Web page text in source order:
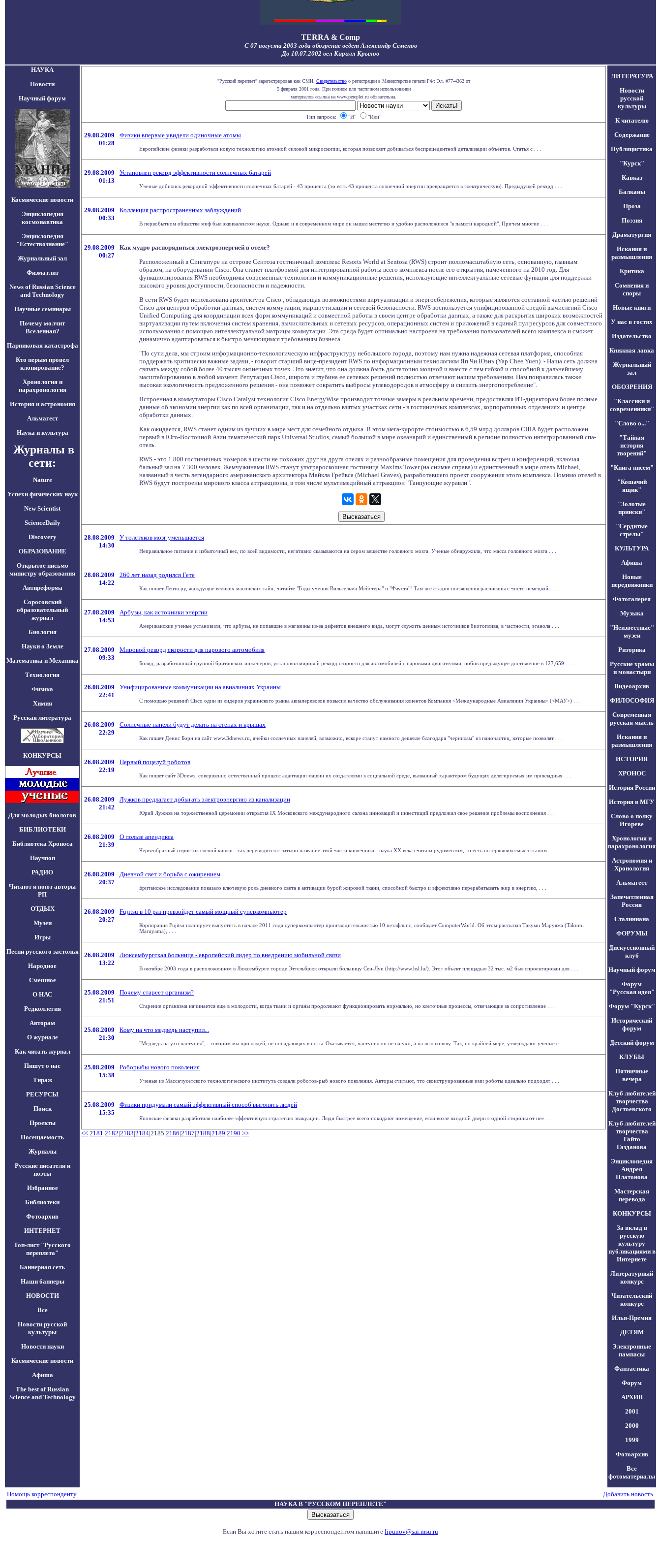
TERRA & Comp
С 07 августа 2003 года обозрение ведет Александр Семенов
До 10.07.2002 вел Кирилл Крылов
НАУКА
Новости
Научный форум
Космические новости
Энциклопедия
космонавтика
Энциклопедия
"Естествознание"
Журнальный зал
Физматлит
News of Russian Science
and Technology
Научные семинары
Почему молчит
Вселенная?
Парниковая катастрофа
Кто перым провел
клонирование?
Хронология и
парахронология
История и астрономия
Альмагест
Наука и культура
Журналы в
сети:
Nature
Успехи физических наук
New Scientist
ScienceDaily
Discovery
ОБРАЗОВАНИЕ
Открытое письмо
министру образования
Антиреформа
Соросовский
образовательный
журнал
Биология
Науки о Земле
Математика и Механика
Технология
Физика
Химия
Русская литература
КОНКУРСЫ
Для молодых биологов
БИБЛИОТЕКИ
Библиотека Хроноса
Научпоп
РАДИО
Читают и поют авторы
РП
ОТДЫХ
Музеи
Игры
Песни русского застолья
Народное
Смешное
О НАС
Редколлегия
Авторам
О журнале
Как читать журнал
Пишут о нас
Тираж
РЕСУРСЫ
Поиск
Проекты
Посещаемость
Журналы
Русские писатели и
поэты
Избранное
Библиотеки
Фотоархив
ИНТЕРНЕТ
Топ-лист "Русского
переплета"
Баннерная сеть
Наши баннеры
НОВОСТИ
Все
Новости русской
культуры
Новости науки
Космические новости
Афиша
The best of Russian
Science and Technology
"Русский переплет" зарегистрирован как СМИ. Свидетельствоо регистрации в Министерстве печати РФ: Эл. #77-4362 от
5 февраля 2001 года. При полном или частичном использовании
материалов ссылка на www.pereplet.ru обязательна.
Тип запроса: "И" "Или"
29.08.2009
01:28
Физики впервые увидели одиночные атомы
Европейские физики разработали новую технологию атомной силовой микроскопии, которая позволяет добиваться беспрецедентной детализации объектов. Статья с . . .
29.08.2009
01:13
Установлен рекорд эффективности солнечных батарей
Ученые добились рекордной эффективности солнечных батарей - 43 процента (то есть 43 процента солнечной энергии превращается в электрическую). Предыдущей рекорд . . .
29.08.2009
00:33
Коллекция распространенных заблуждений
В первобытном обществе миф был эквивалентом науки. Однако и в современном мире он нашел местечко и удобно расположился "в памяти народной". Причем многие . . .
29.08.2009
00:27
Как мудро распорядиться электроэнергией в отеле?
Расположенный в Сингапуре на острове Сентоза гостиничный комплекс Resorts World at Sentosa (RWS) строит полномасштабную сеть, основанную, главным
образом, на оборудовании Cisco. Она станет платформой для интегрированной работы всего комплекса после его открытия, намеченного на 2010 год. Для
функционирования RWS необходимы современные технологии и коммуникационные решения, использующие интеллектуальные сетевые функции для поддержки
высокого уровня доступности, безопасности и надежности.
В сети RWS будет использована архитектура Cisco , обладающая возможностями виртуализации и энергосбережения, которые являются составной частью решений
Cisco для центров обработки данных, систем коммутации, маршрутизации и сетевой безопасности. RWS воспользуется унифицированной средой вычислений Cisco
Unified Computing для координации всех форм коммуникаций и совместной работы в своем центре обработки данных, а также для раскрытия широких возможностей
виртуализации путем включения систем хранения, вычислительных и сетевых ресурсов, операционных систем и приложений в единый пул ресурсов для совместного
использования с помощью интеллектуальной матрицы коммутации. Эта среда будет оптимально настроена на требования пользователей всего комплекса и сможет
динамично адаптироваться к быстро меняющимся требованиям бизнеса.
"По сути дела, мы строим информационно-технологическую инфраструктуру небольшого города, поэтому нам нужна надежная сетевая платформа, способная
поддержать критически важные задачи, - говорит старший вице-президент RWS по информационным технологиям Яп Чи Юэнь (Yap Chee Yuen). - Наша сеть должна
связать между собой более 40 тысяч оконечных точек. Это значит, что она должна быть достаточно мощной и вместе с тем гибкой и способной к дальнейшему
масштабированию в любой момент. Репутация Cisco, широта и глубина ее сетевых решений полностью отвечают нашим требованиям. Нам понравилась также
высокая экологичность предложенного решения - она поможет сократить выбросы углеводородов в атмосферу и снизить энергопотребление".
Встроенная в коммутаторы Cisco Catalyst технология Cisco EnergyWise производит точные замеры в реальном времени, предоставляя ИТ-директорам более полные
данные об экономии энергии как по всей организации, так и на отдельно взятых участках сети - в гостиничных комплексах, корпоративных отделениях и центре
обработки данных.
Как ожидается, RWS станет одним из лучших в мире мест для семейного отдыха. В этом мега-курорте стоимостью в 6,59 млрд долларов США будет расположен
первый в Юго-Восточной Азии тематический парк Universal Studios, самый большой в мире океанарий и единственный в регионе полностью интегрированный спа-
отель.
RWS - это 1.800 гостиничных номеров в шести не похожих друг на друга отелях и разнообразные помещения для проведения встреч и конференций, включая
бальный зал на 7.300 человек. Жемчужинами RWS станут ультрароскошная гостиница Maxims Tower (на снимке справа) и единственный в мире отель Michael,
названный в честь легендарного американского архитектора Майкла Грейвса (Michael Graves), разработавшего проект сооружения этого комплекса. Помимо отелей в
RWS будут построены мирового класса аттракционы, в том числе мультимедийный аттракцион "Танцующие журавли".
28.08.2009
14:30
У толстяков мозг уменьшается
Неправильное питание и избыточный вес, по всей видимости, негативно сказываются на сером веществе головного мозга. Ученые обнаружили, что масса головного мозга . . .
28.08.2009
14:22
260 лет назад родился Гете
Как пишет Лента.ру, жаждущие великих масонских тайн, читайте "Годы учения Вильгельма Мейстера" и "Фауста"! Там все стадии посвящения расписаны с чисто немецкой . . .
27.08.2009
14:53
Арбузы, как источники энергии
Американские ученые установили, что арбузы, не попавшие в магазины из-за дефектов внешнего вида, могут служить ценным источников биотоплива, в частности, этанола . . .
27.08.2009
09:33
Мировой рекорд скорости для парового автомобиля
Болид, разработанный группой британских инженеров, установил мировой рекорд скорости для автомобилей с паровыми двигателями, побив предыдущее достижение в 127,659 . . .
26.08.2009
22:41
Унифицированные коммуникации на авиалиниях Украины
С помощью решений Cisco один из лидеров украинского рынка авиаперевозок повысил качество обслуживания клиентов Компания <Международные Авиалинии Украины> (<МАУ>) . . .
26.08.2009
22:29
Солнечные панели будут делать на стенах и крышах
Как пишет Денис Борн на сайт www.3dnews.ru, ячейки солнечных панелей, возможно, вскоре станут намного дешевле благодаря "чернилам" из наночастиц, которые позволят . . .
26.08.2009
22:19
Первый поцелуй роботов
Как пишет сайт 3Dnews, совершенно естественный процесс адаптации машин их создателями к социальной среде, вызванный характером будущих делегируемых им прикладных . . .
26.08.2009
21:42
Лужков предлагает добыгать электроэнергию из канализации
Юрий Лужков на торжественной церемонии открытия IX Московского международного салона инноваций и инвестиций предложил свое решение проблемы восполнения . . .
26.08.2009
21:39
О пользе апендикса
Червеобразный отросток слепой кишки - так переводится с латыни название этой части кишечника - наука ХХ века считала рудиментом, то есть потерявшим смысл этапом . . .
26.08.2009
20:37
Дневной свет и борьба с ожирением
Британское исследование показало ключевую роль дневного света в активации бурой жировой ткани, способной быстро и эффективно перерабатывать жир в энергию, . . .
26.08.2009
20:27
Fujitsu в 10 раз превзойдет самый мощный суперкомпьютер
Корпорация Fujitsu планирует выпустить в начале 2011 года суперкомпьютер производительностью 10 петафлопс, сообщает ComputerWorld. Об этом рассказал Такуми Маруяма (Takumi
Maruyama), . . .
26.08.2009
13:22
Люксембургская больница - европейский лидер по внедрению мобильной связи
В октябре 2003 года в расположенном в Люксембурге городе Эттельбрюк открыли больницу Сен-Луи (http://www.hsl.lu/). Этот объект площадью 32 тыс. м2 был спроектирован для . . .
25.08.2009
21:51
Почему стареет организм?
Старение организма начинается еще в молодости, когда ткани и органы продолжают функционировать нормально, но клеточные процессы, отвечающие за сопротивление . . .
25.08.2009
21:30
Кому на что медведь наступил...
"Медведь на ухо наступил", - говорим мы про людей, не попадающих в ноты. Оказывается, наступил он не на ухо, а на всю голову. Так, по крайней мере, утверждают ученые с . . .
25.08.2009
15:38
Роборыбы нового поколения
Ученые из Массачусетского технологического института создали роботов-рыб нового поколения. Авторы считают, что сконструированные ими роботы идеально подходят . . .
25.08.2009
15:35
Физики придумали самый эффективный способ выгонять людей
Японские физики разработали наиболее эффективную стратегию эвакуации. Люди быстрее всего покидают помещение, если возле входной двери с одной стороны от нее . . .
<< 2181|2182|2183|2184|2185|2186|2187|2188|2189|2190 >>
ЛИТЕРАТУРА
Новости
русской
культуры
К читателю
Содержание
Публицистика
"Курск"
Кавказ
Балканы
Проза
Поэзия
Драматургия
Искания и
размышления
Критика
Сомнения и
споры
Новые книги
У нас в гостях
Издательство
Книжная лавка
Журнальный
зал
ОБОЗРЕНИЯ
"Классики и
современники"
"Слово о..."
"Тайная
история
творений"
"Книга писем"
"Кошачий
ящик"
"Золотые
прииски"
"Сердитые
стрелы"
КУЛЬТУРА
Афиша
Новые
передвижники
Фотогалерея
Музыка
"Неизвестные"
музеи
Риторика
Русские храмы
и монастыри
Видеоархив
ФИЛОСОФИЯ
Современная
русская мысль
Искания и
размышления
ИСТОРИЯ
ХРОНОС
История России
История в МГУ
Слово о полку
Игореве
Хронология и
парахронология
Астрономия и
Хронология
Альмагест
Запечатленная
Россия
Сталиниана
ФОРУМЫ
Дискуссионный
клуб
Научный форум
Форум
"Русская идея"
Форум "Курск"
Исторический
форум
Детский форум
КЛУБЫ
Пятничные
вечера
Клуб любителей
творчества
Достоевского
Клуб любителей
творчества
Гайто
Газданова
Энциклопедия
Андрея
Платонова
Мастерская
перевода
КОНКУРСЫ
За вклад в
русскую
культуру
публикациями в
Интернете
Литературный
конкурс
Читательский
конкурс
Илья-Премия
ДЕТЯМ
Электронные
пампасы
Фантастика
Форум
АРХИВ
2001
2000
1999
Фотоархив
Все
фотоматериалы
Помощь корреспонденту
Добавить новость
НАУКА В "РУССКОМ ПЕРЕПЛЕТЕ"
Если Вы хотите стать нашим корреспондентом напишите lipunov@sai.msu.ru